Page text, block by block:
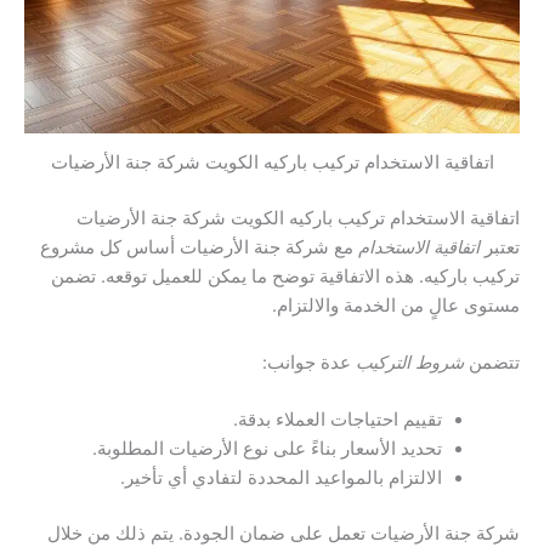
اتفاقية الاستخدام تركيب باركيه الكويت شركة جنة الأرضيات
اتفاقية الاستخدام تركيب باركيه الكويت شركة جنة الأرضيات
تعتبراتفاقية الاستخدام مع شركة جنة الأرضيات أساس كل مشروع
تركيب باركيه. هذه الاتفاقية توضح ما يمكن للعميل توقعه. تضمن
مستوى عالٍ من الخدمة والالتزام.
تتضمن شروط التركيب عدة جوانب:
تقييم احتياجات العملاء بدقة.
تحديد الأسعار بناءً على نوع الأرضيات المطلوبة.
الالتزام بالمواعيد المحددة لتفادي أي تأخير.
شركة جنة الأرضيات تعمل على ضمان الجودة. يتم ذلك من خلال